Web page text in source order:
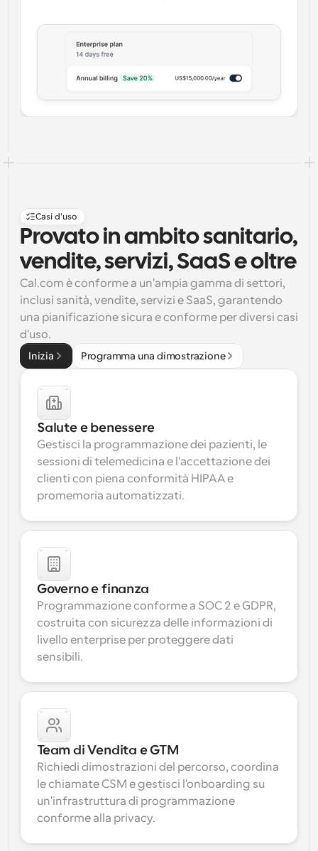
Casi d'uso
Provato in ambito sanitario,
vendite, servizi, SaaS e oltre
Cal.com è conforme a un'ampia gamma di settori,
inclusi sanità, vendite, servizi e SaaS, garantendo
una pianificazione sicura e conforme per diversi casi
d'uso.
Inizia Programma una dimostrazione
Salute e benessere
Gestisci la programmazione dei pazienti, le
sessioni di telemedicina e l'accettazione dei
clienti con piena conformità HIPAA e
promemoria automatizzati.
Governo e finanza
Programmazione conforme a SOC 2 e GDPR,
costruita con sicurezza delle informazioni di
livello enterprise per proteggere dati
sensibili.
Team di Vendita e GTM
Richiedi dimostrazioni del percorso, coordina
le chiamate CSM e gestisci l'onboarding su
un'infrastruttura di programmazione
conforme alla privacy.